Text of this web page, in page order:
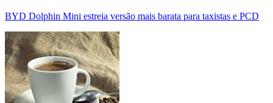
BYD Dolphin Mini estreia versão mais barata para taxistas e PCD